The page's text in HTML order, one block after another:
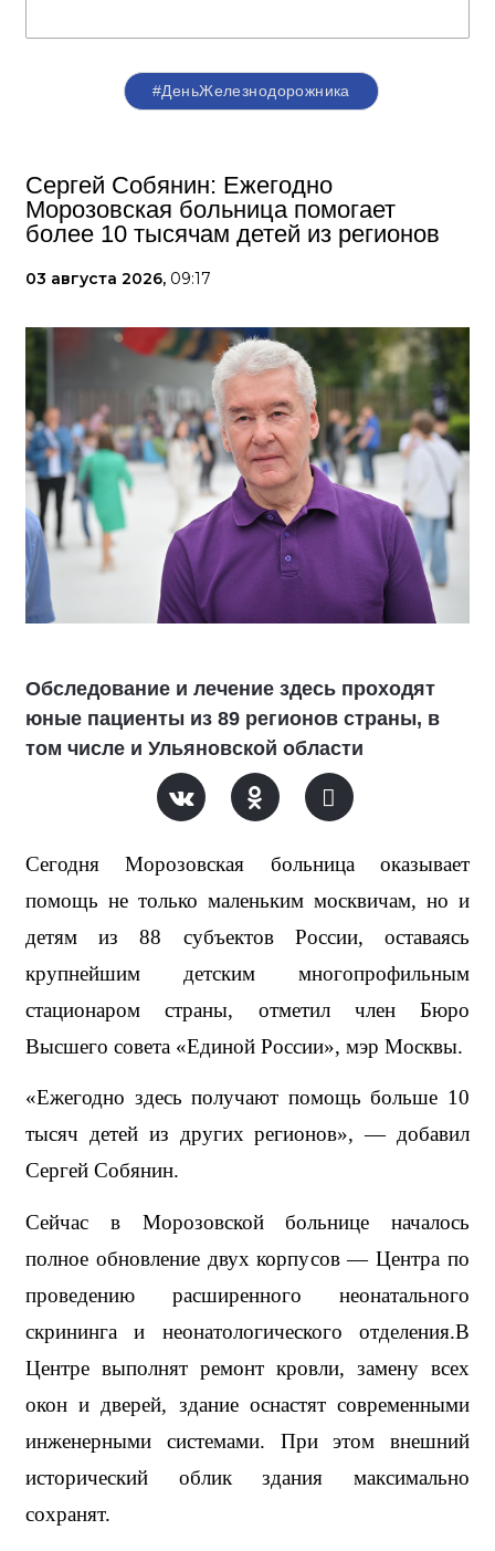
#ДеньЖелезнодорожника
Сергей Собянин: Ежегодно
Морозовская больница помогает
более 10 тысячам детей из регионов
03 августа 2026, 09:17
Обследование и лечение здесь проходят
юные пациенты из 89 регионов страны, в
том числе и Ульяновской области
Сегодня Морозовская больница оказывает
помощь не только маленьким москвичам, но и
детям из 88 субъектов России, оставаясь
крупнейшим детским многопрофильным
стационаром страны, отметил член Бюро
Высшего совета «Единой России», мэр Москвы.
«Ежегодно здесь получают помощь больше 10
тысяч детей из других регионов», — добавил
Сергей Собянин.
Сейчас в Морозовской больнице началось
полное обновление двух корпусов — Центра по
проведению расширенного неонатального
скрининга и неонатологического отделения.В
Центре выполнят ремонт кровли, замену всех
окон и дверей, здание оснастят современными
инженерными системами. При этом внешний
исторический облик здания максимально
сохранят.